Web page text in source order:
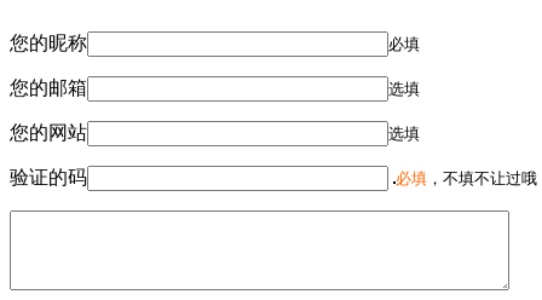
您的昵称 必填
您的邮箱 选填
您的网站 选填
验证的码 必填 ，不填不让过